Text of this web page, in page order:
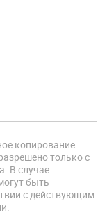
копирование
только с
В случае
быть
с действующим